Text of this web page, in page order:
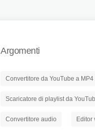
Argomenti
Convertitore da YouTube a MP4
Scaricatore di playlist da
Convertitore audio Editor